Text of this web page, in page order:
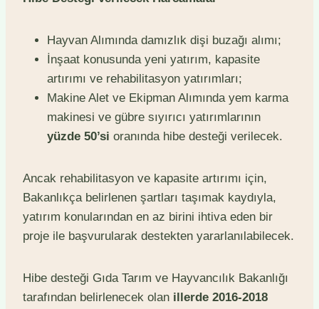
Hayvan Alımında damızlık dişi buzağı alımı;
İnşaat konusunda yeni yatırım, kapasite
artırımı ve rehabilitasyon yatırımları;
Makine Alet ve Ekipman Alımında yem karma
makinesi ve gübre sıyırıcı yatırımlarının
yüzde 50’si oranında hibe desteği verilecek.
Ancak rehabilitasyon ve kapasite artırımı için,
Bakanlıkça belirlenen şartları taşımak kaydıyla,
yatırım konularından en az birini ihtiva eden bir
proje ile başvurularak destekten yararlanılabilecek.
Hibe desteği Gıda Tarım ve Hayvancılık Bakanlığı
tarafından belirlenecek olan illerde 2016-2018